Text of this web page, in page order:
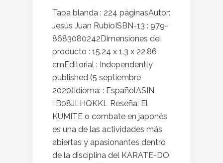
Tapa blanda : 224 páginasAutor:
Jesús Juan RubioISBN-13 : 979-
8683080242Dimensiones del
producto : 15.24 x 1.3 x 22.86
cmEditorial : Independently
published (5 septiembre
2020)Idioma: : EspañolASIN
: B08JLHQKKL Reseña: El
KUMITE o combate en japonés
es una de las actividades más
abiertas y apasionantes dentro
de la disciplina del KARATE-DO.